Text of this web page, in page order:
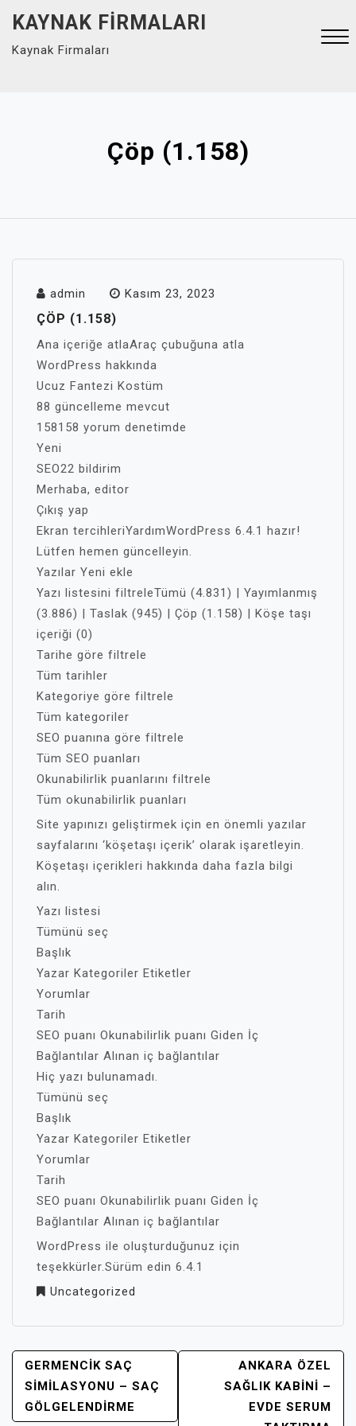
content
KAYNAK FIRMALARI
Kaynak Firmaları
Çöp (1.158)
admin Kasım 23, 2023
ÇÖP (1.158)
Ana içeriğe atlaAraç çubuğuna atla
WordPress hakkında
Ucuz Fantezi Kostüm
88 güncelleme mevcut
158158 yorum denetimde
Yeni
SEO22 bildirim
Merhaba, editor
Çıkış yap
Ekran tercihleriYardımWordPress 6.4.1 hazır!
Lütfen hemen güncelleyin.
Yazılar Yeni ekle
Yazı listesini filtreleTümü (4.831) | Yayımlanmış
(3.886) | Taslak (945) | Çöp (1.158) | Köşe taşı
içeriği (0)
Tarihe göre filtrele
Tüm tarihler
Kategoriye göre filtrele
Tüm kategoriler
SEO puanına göre filtrele
Tüm SEO puanları
Okunabilirlik puanlarını filtrele
Tüm okunabilirlik puanları
Site yapınızı geliştirmek için en önemli yazılar
sayfalarını ‘köşetaşı içerik’ olarak işaretleyin.
Köşetaşı içerikleri hakkında daha fazla bilgi
alın.
Yazı listesi
Tümünü seç
Başlık
Yazar Kategoriler Etiketler
Yorumlar
Tarih
SEO puanı Okunabilirlik puanı Giden İç
Bağlantılar Alınan iç bağlantılar
Hiç yazı bulunamadı.
Tümünü seç
Başlık
Yazar Kategoriler Etiketler
Yorumlar
Tarih
SEO puanı Okunabilirlik puanı Giden İç
Bağlantılar Alınan iç bağlantılar
WordPress ile oluşturduğunuz için
teşekkürler.Sürüm edin 6.4.1
Uncategorized
YAZI
GEZINMESI
GERMENCIK SAÇ
SIMILASYONU – SAÇ
GÖLGELENDIRME
ANKARA ÖZEL
SAĞLIK KABINI –
EVDE SERUM